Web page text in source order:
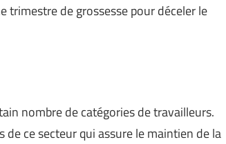
trimestre de grossesse pour déceler le
nombre de catégories de travailleurs.
ce secteur qui assure le maintien de la